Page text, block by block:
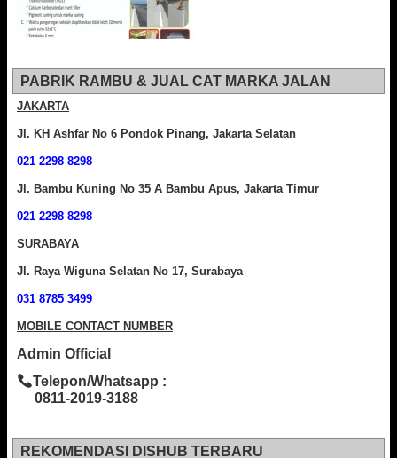
PABRIK RAMBU & JUAL CAT MARKA JALAN
JAKARTA
Jl. KH Ashfar No 6 Pondok Pinang, Jakarta Selatan
021 2298 8298
Jl. Bambu Kuning No 35 A Bambu Apus, Jakarta Timur
021 2298 8298
SURABAYA
Jl. Raya Wiguna Selatan No 17, Surabaya
031 8785 3499
MOBILE CONTACT NUMBER
Admin Official
Telepon/Whatsapp :
0811-2019-3188
REKOMENDASI DISHUB TERBARU